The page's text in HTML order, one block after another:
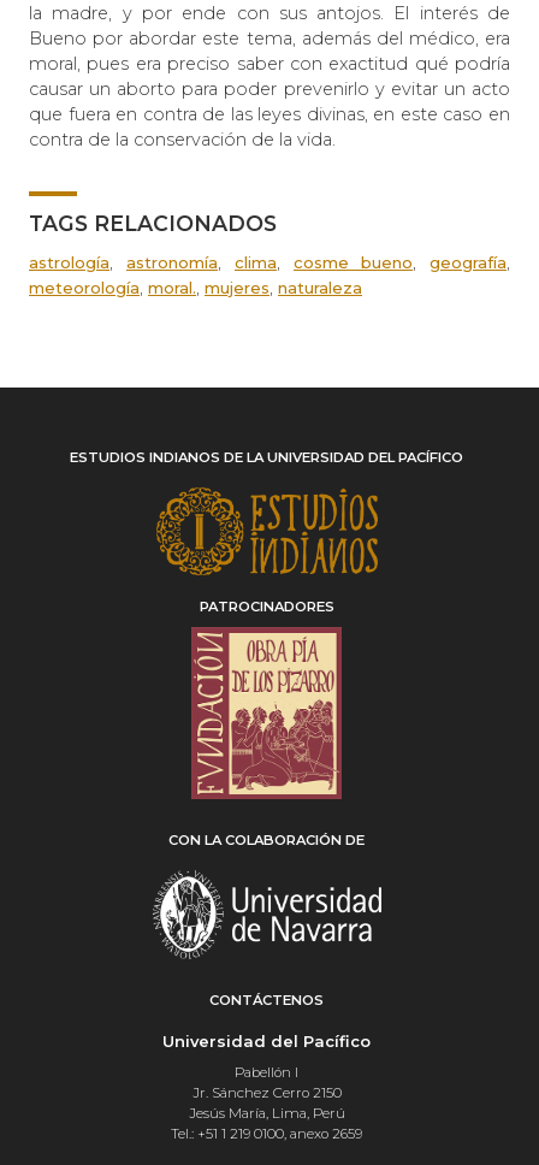
la madre, y por ende con sus antojos. El interés de
Bueno por abordar este tema, además del médico, era
moral, pues era preciso saber con exactitud qué podría
causar un aborto para poder prevenirlo y evitar un acto
que fuera en contra de las leyes divinas, en este caso en
contra de la conservación de la vida.
TAGS RELACIONADOS
astrología, astronomía, clima, cosme bueno, geografía,
meteorología, moral., mujeres, naturaleza
ESTUDIOS INDIANOS DE LA UNIVERSIDAD DEL PACÍFICO
PATROCINADORES
CON LA COLABORACIÓN DE
CONTÁCTENOS
Universidad del Pacífico
Pabellón I
Jr. Sánchez Cerro 2150
Jesús María, Lima, Perú
Tel.: +51 1 219 0100, anexo 2659